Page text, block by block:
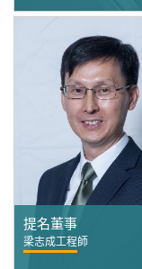
提名董事
梁志成工程師